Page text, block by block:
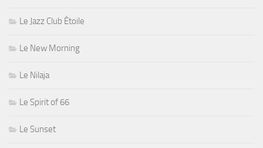
Le Jazz Club Étoile
Le New Morning
Le Nilaja
Le Spirit of 66
Le Sunset